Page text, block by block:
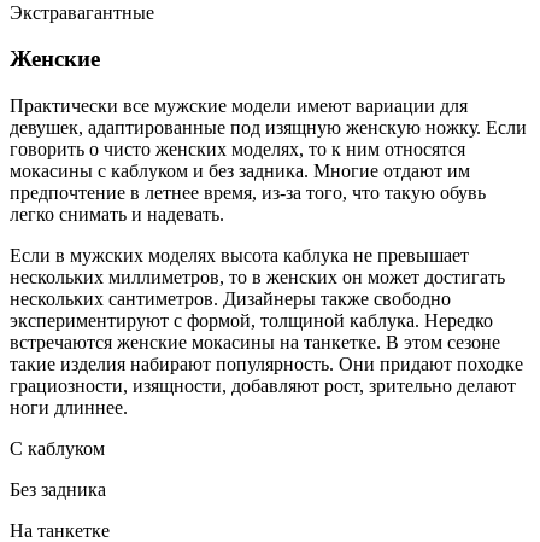
Экстравагантные
Женские
Практически все мужские модели имеют вариации для
девушек, адаптированные под изящную женскую ножку. Если
говорить о чисто женских моделях, то к ним относятся
мокасины с каблуком и без задника. Многие отдают им
предпочтение в летнее время, из-за того, что такую обувь
легко снимать и надевать.
Если в мужских моделях высота каблука не превышает
нескольких миллиметров, то в женских он может достигать
нескольких сантиметров. Дизайнеры также свободно
экспериментируют с формой, толщиной каблука. Нередко
встречаются женские мокасины на танкетке. В этом сезоне
такие изделия набирают популярность. Они придают походке
грациозности, изящности, добавляют рост, зрительно делают
ноги длиннее.
С каблуком
Без задника
На танкетке